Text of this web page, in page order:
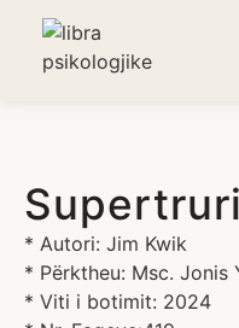
Supertruri
* Autori: Jim Kwik
* Përktheu: Msc. Jonis
* Viti i botimit: 2024